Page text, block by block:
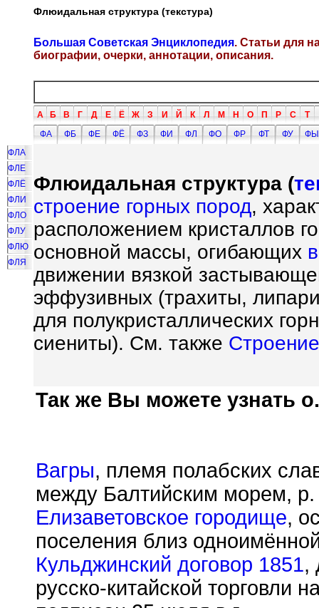
Флюидальная структура (текстура)
Большая Советская Энциклопедия. Статьи для
биографии, очерки, аннотации, описания.
А Б В Г Д Е Ё Ж З И Й К Л М Н О П Р С Т
ФА
ФБ ФЕ ФЁ ФЗ ФИ ФЛ ФО ФР ФТ ФУ
ФЫ
ФЛА
ФЛЕ
ФЛЁ
ФЛИ
ФЛО
ФЛУ
ФЛЮ
ФЛЯ
Флюидальная структура (
строение горных пород,
расположением кристаллов
основной массы, огибающих
движении вязкой
эффузивных (трахиты,
для полукристаллических
сиениты). См. также
Так же Вы можете узнать
Вагры, племя полабских
между Балтийским морем, р.
Елизаветовское городище,
поселения близ
Кульджинский договор 1851,
русско-китайской торговли